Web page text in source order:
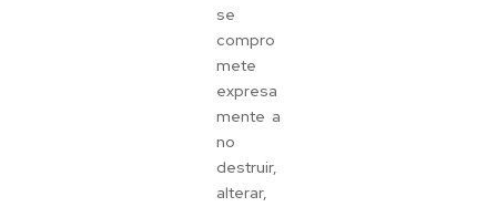
se
compro
mete
expresa
mente a
no
destruir,
alterar,